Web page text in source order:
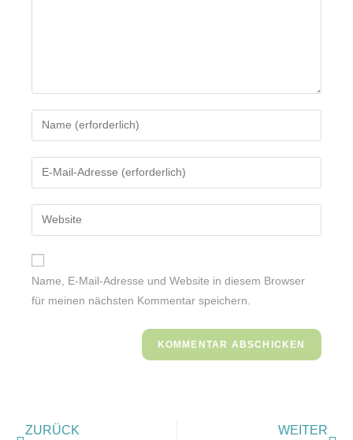
Name, E-Mail-Adresse und Website in diesem Browser
für meinen nächsten Kommentar speichern.
ZURÜCK WEITER